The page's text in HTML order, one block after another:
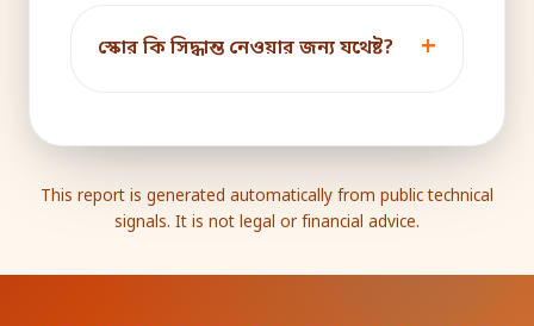
স্কোর কি সিদ্ধান্ত নেওয়ার জন্য যথেষ্ট?
This report is generated automatically from public technical
signals. It is not legal or financial advice.